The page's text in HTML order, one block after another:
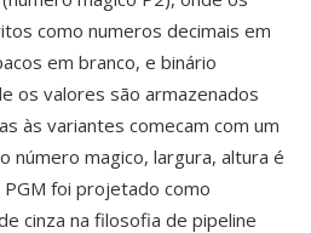
como numeros decimais em
em branco, e binário
os valores são armazenados
às variantes comecam com um
número magico, largura, altura é
foi projetado como
cinza na filosofia de pipeline